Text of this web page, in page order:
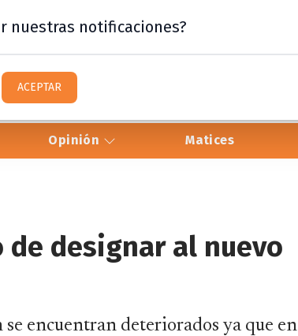
Opinión Matices
de designar al nuevo
encuentran deteriorados ya que en
nuestras notificaciones?
ACEPTAR